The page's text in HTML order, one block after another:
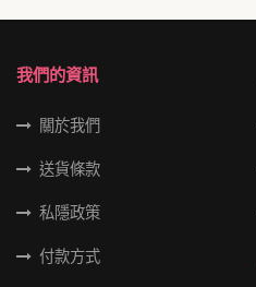
我們的資訊
關於我們
送貨條款
私隱政策
付款方式